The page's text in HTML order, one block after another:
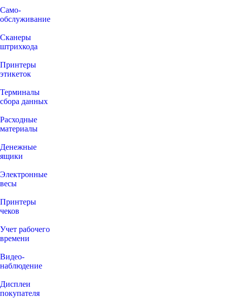
Само-
обслуживание
Сканеры
штрихкода
Принтеры
этикеток
Терминалы
сбора данных
Расходные
материалы
Денежные
ящики
Электронные
весы
Принтеры
чеков
Учет рабочего
времени
Видео‑
наблюдение
Дисплеи
покупателя